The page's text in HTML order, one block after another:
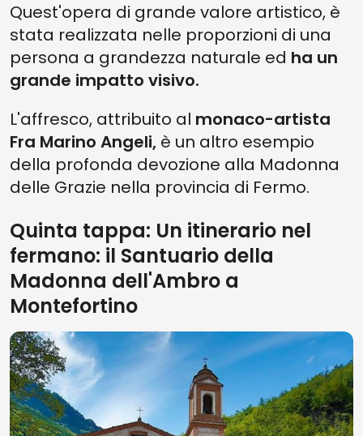
Quest'opera di grande valore artistico, è
stata realizzata nelle proporzioni di una
persona a grandezza naturale ed ha un
grande impatto visivo.
L'affresco, attribuito al monaco-artista
Fra Marino Angeli, è un altro esempio
della profonda devozione alla Madonna
delle Grazie nella provincia di Fermo.
Quinta tappa: Un itinerario nel
fermano: il Santuario della
Madonna dell'Ambro a
Montefortino